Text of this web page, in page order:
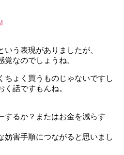
いう表現がありましたが、
なのでしょうね。
ょく買うものじゃないですし
話ですもんね。
るか？またはお金を減らす
害手順につながると思いまし